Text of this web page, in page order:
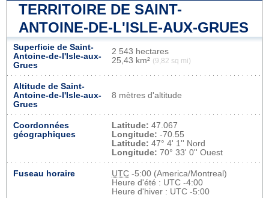
TERRITOIRE DE SAINT-
ANTOINE-DE-L'ISLE-AUX-GRUES
Superficie de Saint-
Antoine-de-l'Isle-aux-
Grues
2 543 hectares
25,43 km² (9,82 sq mi)
Altitude de Saint-
Antoine-de-l'Isle-aux-
Grues
8 mètres d'altitude
Coordonnées
géographiques
Latitude: 47.067
Longitude: -70.55
Latitude: 47° 4' 1'' Nord
Longitude: 70° 33' 0'' Ouest
Fuseau horaire UTC -5:00 (America/Montreal)
Heure d'été : UTC -4:00
Heure d'hiver : UTC -5:00